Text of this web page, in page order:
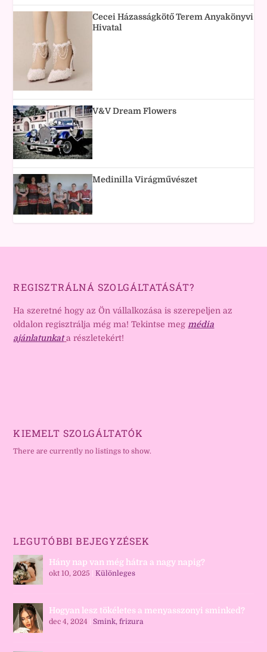
Cecei Házasságkötő Terem Anyakönyvi
Hivatal
V&V Dream Flowers
Medinilla Virágművészet
REGISZTRÁLNÁ SZOLGÁLTATÁSÁT?
Ha szeretné hogy az Ön vállalkozása is szerepeljen az
oldalon regisztrálja még ma! Tekintse meg média
ajánlatunkat a részletekért!
KIEMELT SZOLGÁLTATÓK
There are currently no listings to show.
LEGUTÓBBI BEJEGYZÉSEK
Hány nap van még hátra a nagy napig?
okt 10, 2025 |Különleges
Hogyan lesz tökéletes a menyasszonyi sminked?
dec 4, 2024 |Smink, frizura